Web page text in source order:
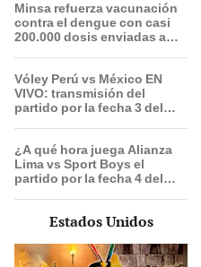
Minsa refuerza vacunación
contra el dengue con casi
200.000 dosis enviadas a
Vóley Perú vs México EN
VIVO: transmisión del
partido por la fecha 3 del
¿A qué hora juega Alianza
Lima vs Sport Boys el
partido por la fecha 4 del
Estados Unidos